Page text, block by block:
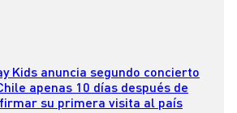
Kids anuncia segundo concierto
apenas 10 días después de
su primera visita al país